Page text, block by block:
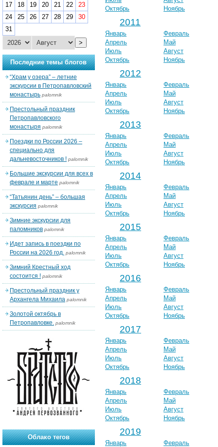
Октябрь
Ноябрь
2011
Январь
Февраль
Апрель
Май
Июль
Август
Октябрь
Ноябрь
2012
Январь
Февраль
Апрель
Май
Июль
Август
Октябрь
Ноябрь
2013
Январь
Февраль
Апрель
Май
Июль
Август
Октябрь
Ноябрь
2014
Январь
Февраль
Апрель
Май
Июль
Август
Октябрь
Ноябрь
2015
Январь
Февраль
Апрель
Май
Июль
Август
Октябрь
Ноябрь
2016
Январь
Февраль
Апрель
Май
Июль
Август
Октябрь
Ноябрь
2017
Январь
Февраль
Апрель
Май
Июль
Август
Октябрь
Ноябрь
2018
Январь
Февраль
Апрель
Май
Июль
Август
Октябрь
Ноябрь
2019
Январь
Февраль
17
18 19 20 21 22
23
24
25 26 27 28 29
30
31
>
Последние темы блогов
“Храм у озера” – летние
экскурсии в Петропавловский
монастырь palomnik
Престольный праздник
Петропавловского
монастыря palomnik
Поездки по России 2026 –
специально для
дальневосточников ! palomnik
Большие экскурсии для всех в
феврале и марте palomnik
“Татьянин день” – большая
экскурсия palomnik
Зимние экскурсии для
паломников palomnik
Идет запись в поездки по
России на 2026 год. palomnik
Зимний Крестный ход
состоится ! palomnik
Престольный праздник у
Архангела Михаила palomnik
Золотой октябрь в
Петропавловке. palomnik
Облако тегов